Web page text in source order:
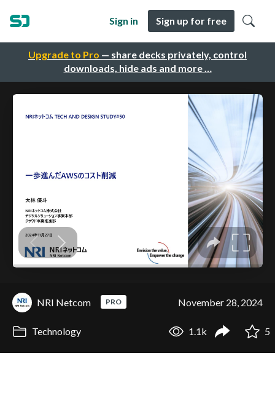
Upgrade to Pro — share decks privately, control
downloads, hide ads and more …
Sign in Sign up for free
NRI Netcom PRO November 28, 2024
Technology 1.1k 5